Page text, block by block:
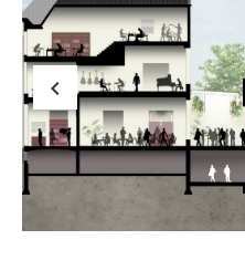
keyboard_arrow_left